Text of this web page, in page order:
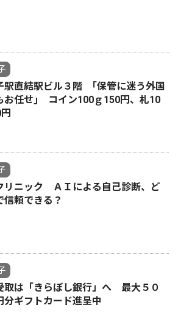
駅直結駅ビル３階 ｢保管に迷う外国
お任せ｣ コイン100ｇ150円、札10
リニック ＡＩによる自己診断、ど
信頼できる？
取は「きらぼし銀行」へ 最大５０
分ギフトカード進呈中